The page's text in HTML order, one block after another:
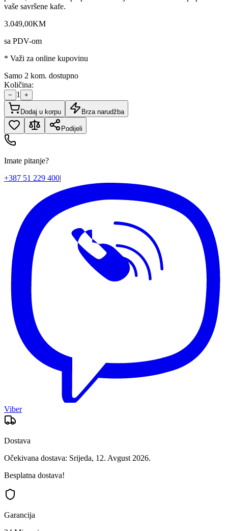
vaše savršene kafe.
3.049,00KM
sa PDV-om
* Važi za online kupovinu
Samo 2 kom. dostupno
Količina:
− 1 +
Dodaj u korpu Brza narudžba
Podijeli
Imate pitanje?
+387 51 229 400|
Viber
Dostava
Očekivana dostava: Srijeda, 12. Avgust 2026.
Besplatna dostava!
Garancija